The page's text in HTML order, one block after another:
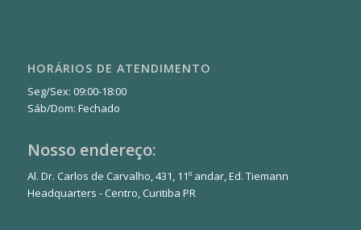
HORÁRIOS DE ATENDIMENTO
Seg/Sex: 09:00-18:00
Sáb/Dom: Fechado
Nosso endereço:
Al. Dr. Carlos de Carvalho, 431, 11º andar, Ed. Tiemann
Headquarters - Centro, Curitiba PR